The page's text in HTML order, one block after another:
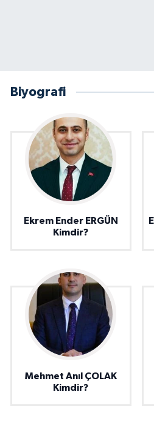
Biyografi
Ekrem Ender ERGÜN
Kimdir?
Mehmet Anıl ÇOLAK
Kimdir?